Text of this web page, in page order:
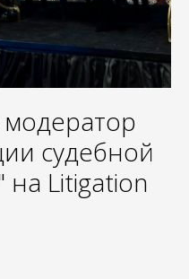
судебной
на Litigation